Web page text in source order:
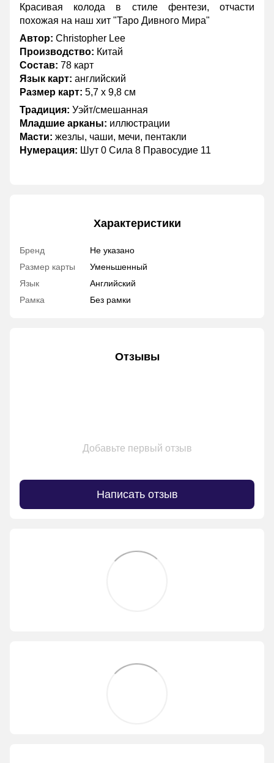
Красивая колода в стиле фентези, отчасти
похожая на наш хит "Таро Дивного Мира"
Автор: Christopher Lee
Производство: Китай
Состав: 78 карт
Язык карт: английский
Размер карт: 5,7 х 9,8 см
Традиция: Уэйт/смешанная
Младшие арканы: иллюстрации
Масти: жезлы, чаши, мечи, пентакли
Нумерация: Шут 0 Сила 8 Правосудие 11
Характеристики
Бренд
Не указано
Размер карты
Уменьшенный
Язык
Английский
Рамка
Без рамки
Отзывы
Добавьте первый отзыв
Написать отзыв